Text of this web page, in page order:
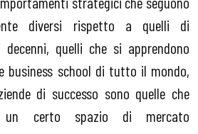
diversi rispetto a quelli di
quelli che si apprendono
business school di tutto il mondo,
di successo sono quelle che
certo spazio di mercato